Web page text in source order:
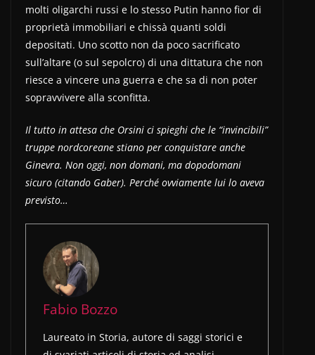
molti oligarchi russi e lo stesso Putin hanno fior di
proprietà immobiliari e chissà quanti soldi
depositati. Uno scotto non da poco sacrificato
sull’altare (o sul sepolcro) di una dittatura che non
riesce a vincere una guerra e che sa di non poter
sopravvivere alla sconfitta.
Il tutto in attesa che Orsini ci spieghi che le “invincibili”
truppe nordcoreane stiano per conquistare anche
Ginevra. Non oggi, non domani, ma dopodomani
sicuro (citando Gaber). Perché ovviamente lui lo aveva
previsto…
Fabio Bozzo
Laureato in Storia, autore di saggi storici e